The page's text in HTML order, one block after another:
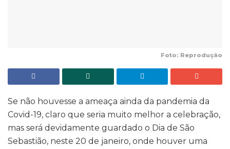
Foto: Reprodução
Se não houvesse a ameaça ainda da pandemia da
Covid-19, claro que seria muito melhor a celebração,
mas será devidamente guardado o Dia de São
Sebastião, neste 20 de janeiro, onde houver uma